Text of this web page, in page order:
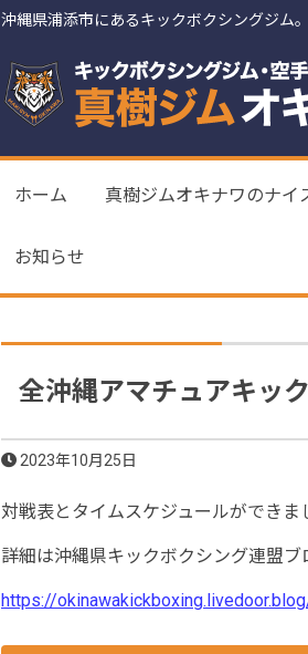
沖縄県浦添市にあるキックボクシングジム
ホーム 真樹ジムオキナワのナイ
お知らせ
全沖縄アマチュアキッ
2023年10月25日
対戦表とタイムスケジュールができま
詳細は沖縄県キックボクシング連盟ブ
https://